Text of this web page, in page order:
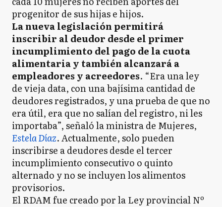
progenitor de sus hijas e hijos.
La nueva legislación permitirá
inscribir al deudor desde el primer
incumplimiento del pago de la cuota
alimentaria y también alcanzará a
empleadores y acreedores. “Era una ley
de vieja data, con una bajísima cantidad de
deudores registrados, y una prueba de que no
era útil, era que no salían del registro, ni les
importaba”, señaló la ministra de Mujeres,
Estela Díaz. Actualmente, solo pueden
inscribirse a deudores desde el tercer
incumplimiento consecutivo o quinto
alternado y no se incluyen los alimentos
provisorios.
El RDAM fue creado por la Ley provincial Nº